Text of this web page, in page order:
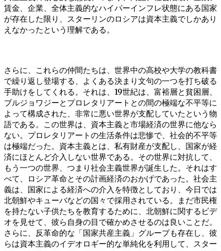
賃金、企業、全体主義的なハイパーインフレ状態にある国家
が存在した限り、スターリンのロシアは資本主義でしかあり
えなかったという理解である。
さらに、これらの仲間たちは、世界中の高校や大学の教科書
で繰り返し登場する、よくある決まり文句の一つを打ち破る
手助けをしてくれる。それは、19世紀は、富裕層と貧困層、
ブルジョワジーとプロレタリアートとの間の極端な不平等に
よって構成された、非常に悪い世界が支配していたという物
語である。この世界は、資本主義と市場経済の世界に他なら
ない。プロレタリアートの生活条件は悲惨で、社会的不平等
は極端だった。資本主義とは、私有財産が支配し、国家が経
済にほとんど介入しない世界である。その世界に対抗して、
もう一つの世界、つまり社会主義世界が誕生した。それはす
べて、ロシア革命とその計画経済のおかげであった。社会主
義は、国家による経済への介入を特徴としており、今日では
北朝鮮やキューバなどの国々で採用されている。まだ市民権
を持たない子供たちを教育するために、北朝鮮に関するビデ
オを見せて、彼ら自身の目で確かめさせるのは良いことだ。
さらに、反革命的な「国家共産主義」グループも存在し、彼
らは資本主義のイデオロギー的な単純化を利用して、スター